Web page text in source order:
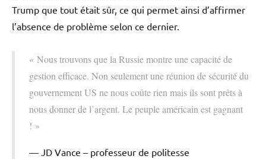
Trump que tout était sûr, ce qui permet ainsi d’affirmer
l’absence de problème selon ce dernier.
« Nous trouvons que la Russie montre une capacité de
gestion efficace. Non seulement une réunion de sécurité du
gouvernement US ne nous coûte rien mais ils sont prêts à
nous donner de l’argent. Le peuple américain est gagnant
! »
JD Vance – professeur de politesse